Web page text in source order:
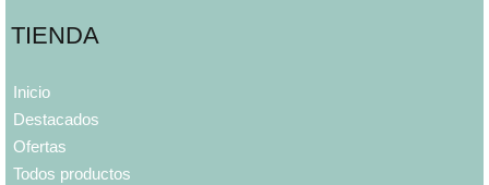
TIENDA
Inicio
Destacados
Ofertas
Todos productos